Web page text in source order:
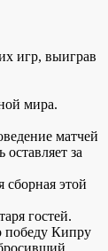
игр, выиграв
мира.
матчей
за
этой
гостей.
победу Кипру